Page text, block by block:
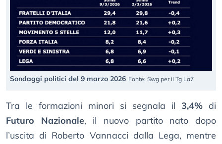
Sondaggi politici del 9 marzo 2026 Fonte: Swg per il Tg La7
Tra le formazioni minori si segnala il 3,4% di
Futuro Nazionale, il nuovo partito nato dopo
l’uscita di Roberto Vannacci dalla Lega, mentre